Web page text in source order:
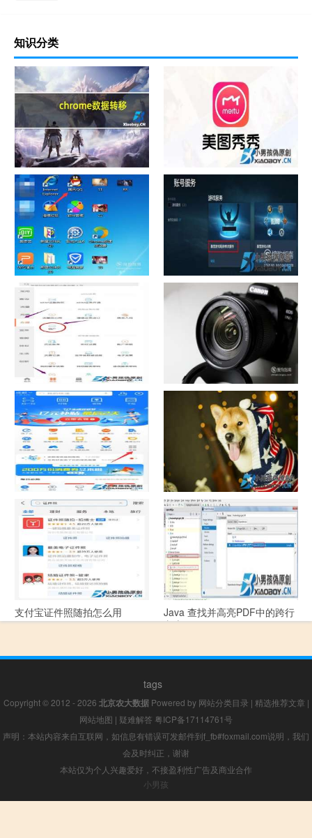
知识分类
chrome数据转移 怎样给照片换背景
如何看认识QQ好友具体多少天
了
战网怎么修改昵称？
中国联通手机营业厅销户操作
指引
摄影作品的欣赏方法
支付宝怎么拍违章挣钱？
宠物定位器app开发可以解决哪
些问题？
支付宝证件照随拍怎么用
Java 查找并高亮PDF中的跨行
文本
tags
Copyright © 2012 - 2026 北京农大数据Powered by 网站分类目录 | 精选推荐文章 |
网站地图 | 疑难解答 粤ICP备17114761号
声明：本站内容来自互联网，如信息有错误可发邮件到f_fb#foxmail.com说明，我们
会及时纠正，谢谢
本站仅为个人兴趣爱好，不接盈利性广告及商业合作
小男孩